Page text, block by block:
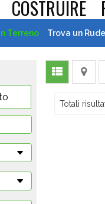
COSTRUIRE
Terreno Trova un
Totali